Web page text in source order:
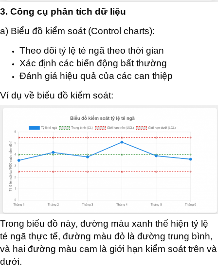
3. Công cụ phân tích dữ liệu
a) Biểu đồ kiểm soát (Control charts):
Theo dõi tỷ lệ té ngã theo thời gian
Xác định các biến động bất thường
Đánh giá hiệu quả của các can thiệp
Ví dụ về biểu đồ kiểm soát:
Trong biểu đồ này, đường màu xanh thể hiện tỷ lệ
té ngã thực tế, đường màu đỏ là đường trung bình,
và hai đường màu cam là giới hạn kiểm soát trên và
dưới.